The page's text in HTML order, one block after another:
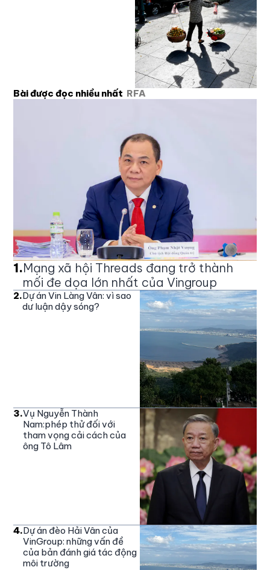
Bài được đọc nhiều nhất RFA
1.Mạng xã hội Threads đang trở thành
mối đe dọa lớn nhất của Vingroup
2.Dự án Vin Làng Vân: vì sao
dư luận dậy sóng?
3.Vụ Nguyễn Thành
Nam:phép thử đối với
tham vọng cải cách của
ông Tô Lâm
4.Dự án đèo Hải Vân của
VinGroup: những vấn đề
của bản đánh giá tác động
môi trường